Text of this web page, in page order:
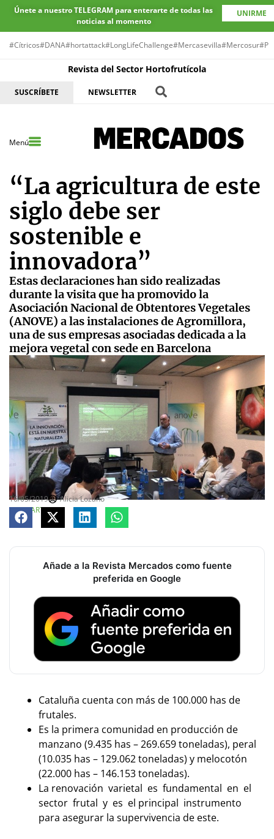
Únete a nuestro TELEGRAM para enterarte de todas las
noticias al momento
UNIRME
#Cítricos#DANA#hortattack#LongLifeChallenge#Mercasevilla#Mercosur
Revista del Sector Hortofrutícola
SUSCRÍBETE NEWSLETTER
Menú
“La agricultura de este
siglo debe ser
sostenible e
innovadora”
Estas declaraciones han sido realizadas
durante la visita que ha promovido la
Asociación Nacional de Obtentores Vegetales
(ANOVE) a las instalaciones de Agromillora,
una de sus empresas asociadas dedicada a la
mejora vegetal con sede en Barcelona
16/05/2019
Alicia Lozano
COMPARTE
Añade a la Revista Mercados como fuente
preferida en Google
Cataluña cuenta con más de 100.000 has de
frutales.
Es la primera comunidad en producción de
manzano (9.435 has – 269.659 toneladas), peral
(10.035 has – 129.062 toneladas) y melocotón
(22.000 has – 146.153 toneladas).
La renovación varietal es fundamental en el
sector frutal y es el principal instrumento
para asegurar la supervivencia de este.